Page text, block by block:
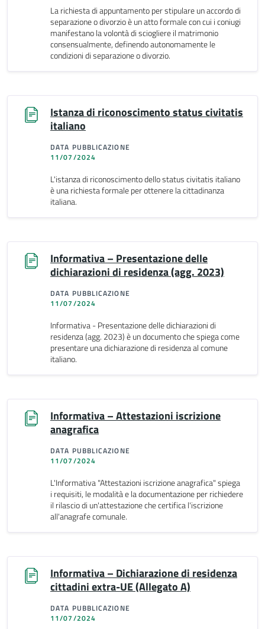
La richiesta di appuntamento per stipulare un accordo di
separazione o divorzio è un atto formale con cui i coniugi
manifestano la volontà di sciogliere il matrimonio
consensualmente, definendo autonomamente le
condizioni di separazione o divorzio.
Istanza di riconoscimento status civitatis
italiano
DATA PUBBLICAZIONE
11/07/2024
L'istanza di riconoscimento dello status civitatis italiano
è una richiesta formale per ottenere la cittadinanza
italiana.
Informativa – Presentazione delle
dichiarazioni di residenza (agg. 2023)
DATA PUBBLICAZIONE
11/07/2024
Informativa - Presentazione delle dichiarazioni di
residenza (agg. 2023) è un documento che spiega come
presentare una dichiarazione di residenza al comune
italiano.
Informativa – Attestazioni iscrizione
anagrafica
DATA PUBBLICAZIONE
11/07/2024
L'Informativa "Attestazioni iscrizione anagrafica" spiega
i requisiti, le modalità e la documentazione per richiedere
il rilascio di un'attestazione che certifica l'iscrizione
all'anagrafe comunale.
Informativa – Dichiarazione di residenza
cittadini extra-UE (Allegato A)
DATA PUBBLICAZIONE
11/07/2024